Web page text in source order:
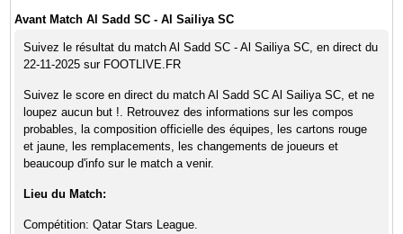
Avant Match Al Sadd SC - Al Sailiya SC
Suivez le résultat du match Al Sadd SC - Al Sailiya SC, en direct du
22-11-2025 sur FOOTLIVE.FR
Suivez le score en direct du match Al Sadd SC Al Sailiya SC, et ne
loupez aucun but !. Retrouvez des informations sur les compos
probables, la composition officielle des équipes, les cartons rouge
et jaune, les remplacements, les changements de joueurs et
beaucoup d'info sur le match a venir.
Lieu du Match:
Compétition: Qatar Stars League.